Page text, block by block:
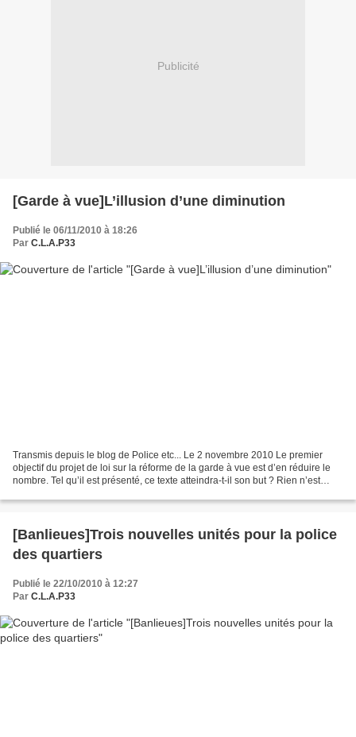
Publicité
[Garde à vue]L’illusion d’une diminution
Publié le 06/11/2010 à 18:26
Par C.L.A.P33
Transmis depuis le blog de Police etc... Le 2 novembre 2010 Le premier
objectif du projet de loi sur la réforme de la garde à vue est d’en réduire le
nombre. Tel qu’il est présenté, ce texte atteindra-t-il son but ? Rien n’est
[Banlieues]Trois nouvelles unités pour la police
des quartiers
Publié le 22/10/2010 à 12:27
Par C.L.A.P33